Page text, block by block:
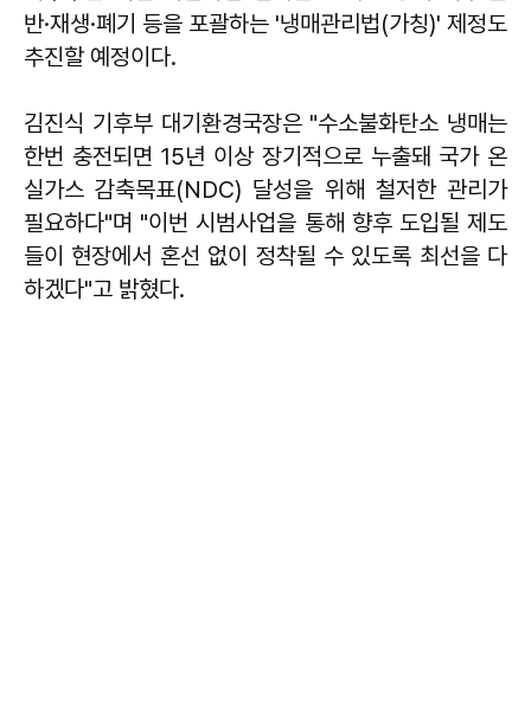
반·재생·폐기 등을 포괄하는 '냉매관리법(가칭)' 제정도
추진할 예정이다.
김진식 기후부 대기환경국장은 "수소불화탄소 냉매는
한번 충전되면 15년 이상 장기적으로 누출돼 국가 온
실가스 감축목표(NDC) 달성을 위해 철저한 관리가
필요하다"며 "이번 시범사업을 통해 향후 도입될 제도
들이 현장에서 혼선 없이 정착될 수 있도록 최선을 다
하겠다"고 밝혔다.